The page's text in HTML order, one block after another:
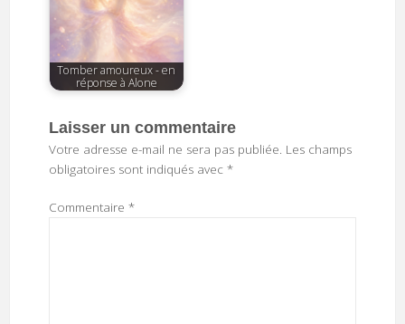
Tomber amoureux - en
réponse à Alone
Laisser un commentaire
Votre adresse e-mail ne sera pas publiée. Les champs
obligatoires sont indiqués avec *
Commentaire *